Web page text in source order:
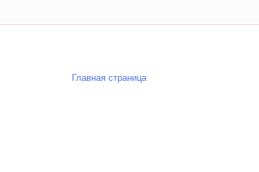
Главная страница